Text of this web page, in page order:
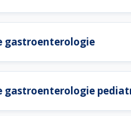
gastroenterologie
gastroenterologie